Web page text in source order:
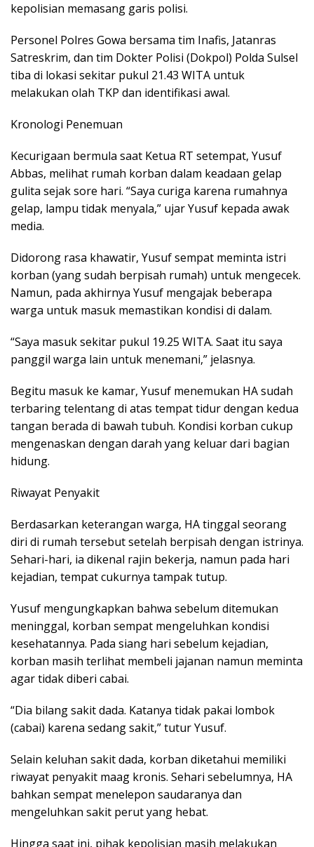
kepolisian memasang garis polisi.
Personel Polres Gowa bersama tim Inafis, Jatanras
Satreskrim, dan tim Dokter Polisi (Dokpol) Polda Sulsel
tiba di lokasi sekitar pukul 21.43 WITA untuk
melakukan olah TKP dan identifikasi awal.
Kronologi Penemuan
Kecurigaan bermula saat Ketua RT setempat, Yusuf
Abbas, melihat rumah korban dalam keadaan gelap
gulita sejak sore hari. “Saya curiga karena rumahnya
gelap, lampu tidak menyala,” ujar Yusuf kepada awak
media.
Didorong rasa khawatir, Yusuf sempat meminta istri
korban (yang sudah berpisah rumah) untuk mengecek.
Namun, pada akhirnya Yusuf mengajak beberapa
warga untuk masuk memastikan kondisi di dalam.
“Saya masuk sekitar pukul 19.25 WITA. Saat itu saya
panggil warga lain untuk menemani,” jelasnya.
Begitu masuk ke kamar, Yusuf menemukan HA sudah
terbaring telentang di atas tempat tidur dengan kedua
tangan berada di bawah tubuh. Kondisi korban cukup
mengenaskan dengan darah yang keluar dari bagian
hidung.
Riwayat Penyakit
Berdasarkan keterangan warga, HA tinggal seorang
diri di rumah tersebut setelah berpisah dengan istrinya.
Sehari-hari, ia dikenal rajin bekerja, namun pada hari
kejadian, tempat cukurnya tampak tutup.
Yusuf mengungkapkan bahwa sebelum ditemukan
meninggal, korban sempat mengeluhkan kondisi
kesehatannya. Pada siang hari sebelum kejadian,
korban masih terlihat membeli jajanan namun meminta
agar tidak diberi cabai.
“Dia bilang sakit dada. Katanya tidak pakai lombok
(cabai) karena sedang sakit,” tutur Yusuf.
Selain keluhan sakit dada, korban diketahui memiliki
riwayat penyakit maag kronis. Sehari sebelumnya, HA
bahkan sempat menelepon saudaranya dan
mengeluhkan sakit perut yang hebat.
Hingga saat ini, pihak kepolisian masih melakukan